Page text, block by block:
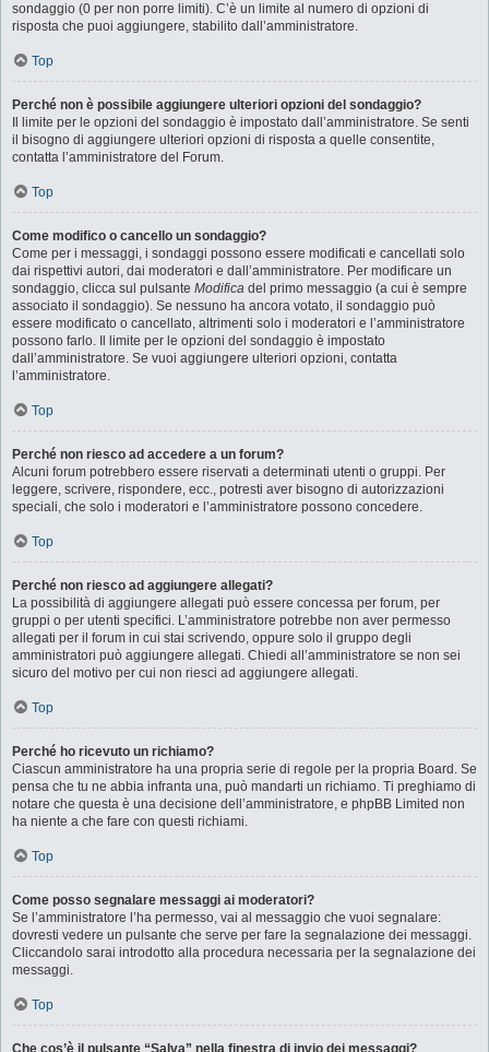
sondaggio (0 per non porre limiti). C’è un limite al numero di opzioni di
risposta che puoi aggiungere, stabilito dall’amministratore.
Top
Perché non è possibile aggiungere ulteriori opzioni del sondaggio?
Il limite per le opzioni del sondaggio è impostato dall’amministratore. Se senti
il bisogno di aggiungere ulteriori opzioni di risposta a quelle consentite,
contatta l’amministratore del Forum.
Top
Come modifico o cancello un sondaggio?
Come per i messaggi, i sondaggi possono essere modificati e cancellati solo
dai rispettivi autori, dai moderatori e dall’amministratore. Per modificare un
sondaggio, clicca sul pulsante Modifica del primo messaggio (a cui è sempre
associato il sondaggio). Se nessuno ha ancora votato, il sondaggio può
essere modificato o cancellato, altrimenti solo i moderatori e l’amministratore
possono farlo. Il limite per le opzioni del sondaggio è impostato
dall’amministratore. Se vuoi aggiungere ulteriori opzioni, contatta
l’amministratore.
Top
Perché non riesco ad accedere a un forum?
Alcuni forum potrebbero essere riservati a determinati utenti o gruppi. Per
leggere, scrivere, rispondere, ecc., potresti aver bisogno di autorizzazioni
speciali, che solo i moderatori e l’amministratore possono concedere.
Top
Perché non riesco ad aggiungere allegati?
La possibilità di aggiungere allegati può essere concessa per forum, per
gruppi o per utenti specifici. L’amministratore potrebbe non aver permesso
allegati per il forum in cui stai scrivendo, oppure solo il gruppo degli
amministratori può aggiungere allegati. Chiedi all’amministratore se non sei
sicuro del motivo per cui non riesci ad aggiungere allegati.
Top
Perché ho ricevuto un richiamo?
Ciascun amministratore ha una propria serie di regole per la propria Board. Se
pensa che tu ne abbia infranta una, può mandarti un richiamo. Ti preghiamo di
notare che questa è una decisione dell’amministratore, e phpBB Limited non
ha niente a che fare con questi richiami.
Top
Come posso segnalare messaggi ai moderatori?
Se l’amministratore l’ha permesso, vai al messaggio che vuoi segnalare:
dovresti vedere un pulsante che serve per fare la segnalazione dei messaggi.
Cliccandolo sarai introdotto alla procedura necessaria per la segnalazione dei
messaggi.
Top
Che cos’è il pulsante “Salva” nella finestra di invio dei messaggi?